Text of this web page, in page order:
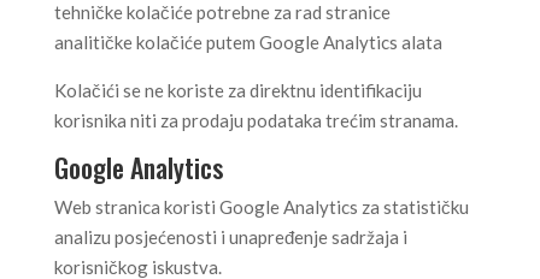
tehničke kolačiće potrebne za rad stranice
analitičke kolačiće putem Google Analytics alata
Kolačići se ne koriste za direktnu identifikaciju
korisnika niti za prodaju podataka trećim stranama.
Google Analytics
Web stranica koristi Google Analytics za statističku
analizu posjećenosti i unapređenje sadržaja i
korisničkog iskustva.